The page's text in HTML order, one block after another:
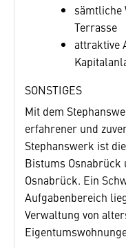
sämtliche
Terrasse
attraktive
SONSTIGES
Mit dem
erfahrener und
Stephanswerk ist
Bistums Osnabrück
Osnabrück. Ein
Aufgabenbereich
Verwaltung von